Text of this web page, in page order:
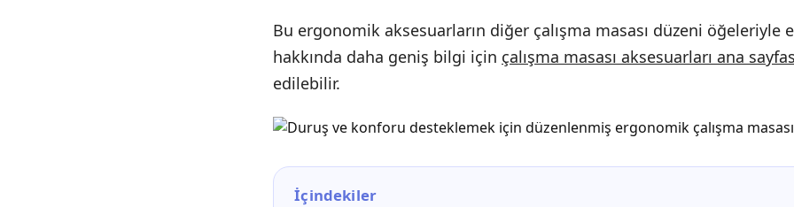
Bu ergonomik aksesuarların diğer çalışma masası düzeni öğeleriyle
hakkında daha geniş bilgi için çalışma masası aksesuarları ana
edilebilir.
İçindekiler